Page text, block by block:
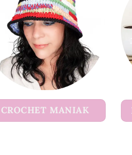
CROCHET MANIAK